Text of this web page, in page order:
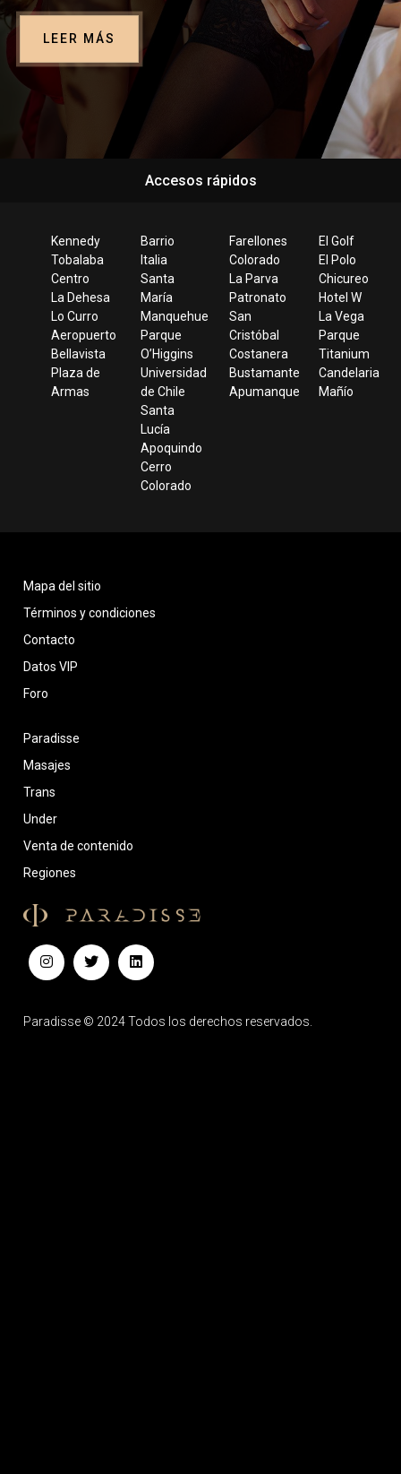
LEER MÁS
Accesos rápidos
Kennedy
Tobalaba
Centro
La Dehesa
Lo Curro
Aeropuerto
Bellavista
Plaza de
Armas
Barrio
Italia
Santa
María
Manquehue
Parque
O’Higgins
Universidad
de Chile
Santa
Lucía
Apoquindo
Cerro
Colorado
Farellones
Colorado
La Parva
Patronato
San
Cristóbal
Costanera
Bustamante
Apumanque
El Golf
El Polo
Chicureo
Hotel W
La Vega
Parque
Titanium
Candelaria
Mañío
Paradisse © 2024 Todos los derechos reservados.
Paradisse
Masajes
Trans
Under
Venta de contenido
Regiones
Mapa del sitio
Términos y condiciones
Contacto
Datos VIP
Foro